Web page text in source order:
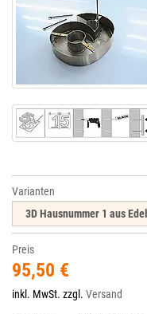
Varianten
Preis
95,50 €
inkl. MwSt. zzgl. Versand